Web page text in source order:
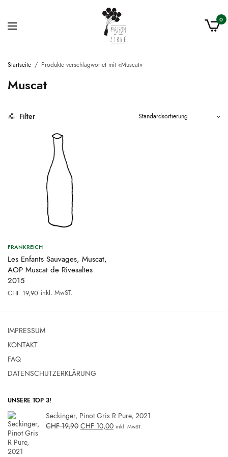
0
Startseite / Produkte verschlagwortet mit «Muscat»
Muscat
Filter
FRANKREICH
Les Enfants Sauvages, Muscat,
AOP Muscat de Rivesaltes
2015
CHF 19,90 inkl. MwST.
IMPRESSUM
KONTAKT
FAQ
DATENSCHUTZERKLÄRUNG
UNSERE TOP 3!
Seckinger, Pinot Gris R Pure, 2021
CHF19,90 CHF 10,00 inkl. MwST.